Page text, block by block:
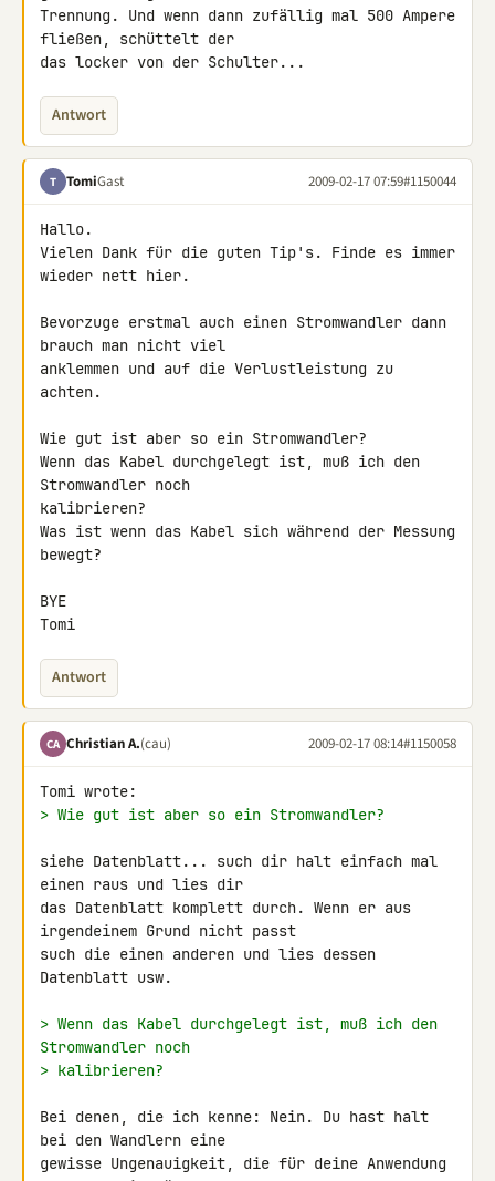
Trennung. Und wenn dann zufällig mal 500 Ampere
fließen, schüttelt der
das locker von der Schulter...
Antwort
T TomiGast 2009-02-17 07:59#1150044
Hallo.
Vielen Dank für die guten Tip's. Finde es immer
wieder nett hier.
Bevorzuge erstmal auch einen Stromwandler dann
brauch man nicht viel
anklemmen und auf die Verlustleistung zu
achten.
Wie gut ist aber so ein Stromwandler?
Wenn das Kabel durchgelegt ist, muß ich den
Stromwandler noch
kalibrieren?
Was ist wenn das Kabel sich während der Messung
bewegt?
BYE
Tomi
Antwort
CA Christian A.(cau) 2009-02-17 08:14#1150058
> Wie gut ist aber so ein Stromwandler?
siehe Datenblatt... such dir halt einfach mal
einen raus und lies dir
das Datenblatt komplett durch. Wenn er aus
irgendeinem Grund nicht passt
such die einen anderen und lies dessen
Datenblatt usw.
> Wenn das Kabel durchgelegt ist, muß ich den
Stromwandler noch
> kalibrieren?
Bei denen, die ich kenne: Nein. Du hast halt
bei den Wandlern eine
gewisse Ungenauigkeit, die für deine Anwendung